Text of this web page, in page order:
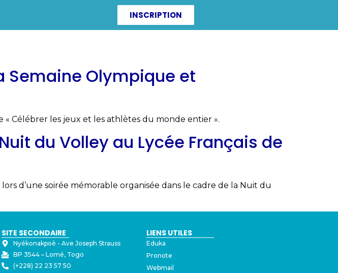
INSCRIPTION
Semaine Olympique et
Célébrer les jeux et les athlètes du monde entier ».
du Volley au Lycée Français de
d’une soirée mémorable organisée dans le cadre de la Nuit du
SITE SECONDAIRE
Nyékonakpoè - ⁠Ave Joseph Strauss
BP 3544 – Lomé, Togo
(+228) 22 23 57 50
LIENS UTILES
Eduka
Pronote
Webmail